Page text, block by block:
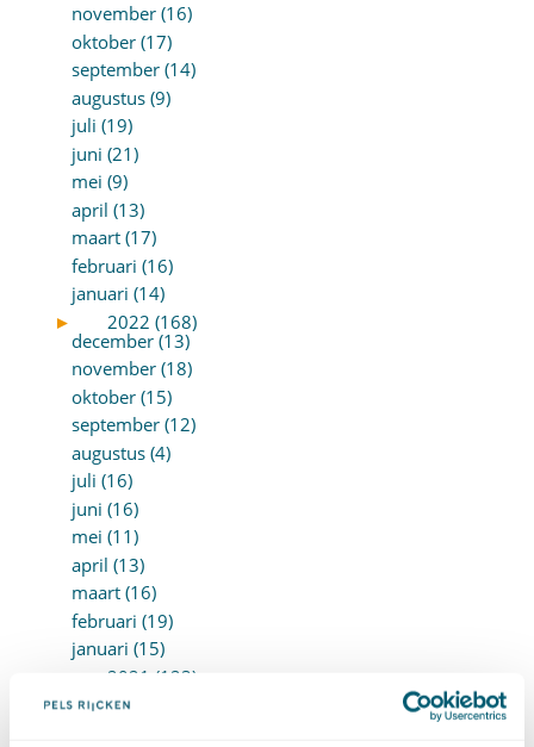
november (16)
oktober (17)
september (14)
augustus (9)
juli (19)
juni (21)
mei (9)
april (13)
maart (17)
februari (16)
januari (14)
►
2022 (168)
december (13)
november (18)
oktober (15)
september (12)
augustus (4)
juli (16)
juni (16)
mei (11)
april (13)
maart (16)
februari (19)
januari (15)
2021 (123)
december (15)